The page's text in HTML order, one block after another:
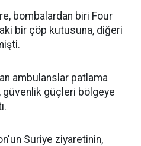
bombalardan biri Four
bir çöp kutusuna, diğeri
ambulanslar patlama
güçleri bölgeye
Suriye ziyaretinin,